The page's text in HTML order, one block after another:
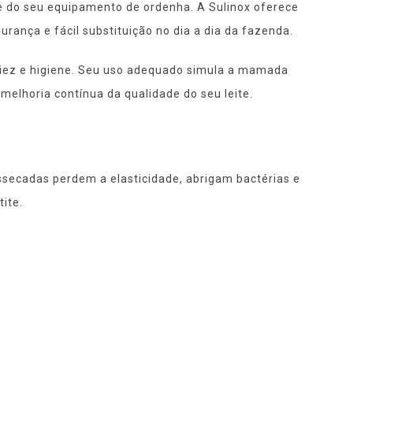
seu equipamento de ordenha. A Sulinox oferece
e fácil substituição no dia a dia da fazenda.
e higiene. Seu uso adequado simula a mamada
contínua da qualidade do seu leite.
perdem a elasticidade, abrigam bactérias e